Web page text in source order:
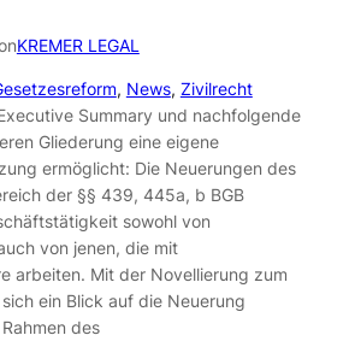
KREMER LEGAL
, News, Zivilrecht
Summary und nachfolgende
Gliederung eine eigene
ermöglicht: Die Neuerungen des
der §§ 439, 445a, b BGB
sowohl von
von jenen, die mit
arbeiten. Mit der Novellierung zum
ein Blick auf die Neuerung
des